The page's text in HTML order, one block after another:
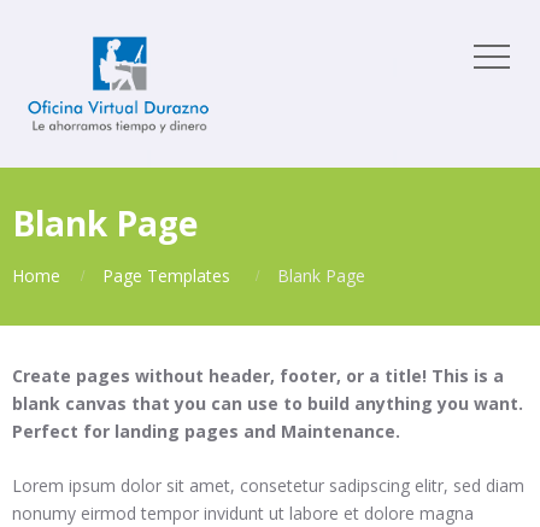
Blank Page
Home Page Templates Blank Page
Create pages without header, footer, or a title! This is a
blank canvas that you can use to build anything you want.
Perfect for landing pages and Maintenance.
Lorem ipsum dolor sit amet, consetetur sadipscing elitr, sed diam
nonumy eirmod tempor invidunt ut labore et dolore magna